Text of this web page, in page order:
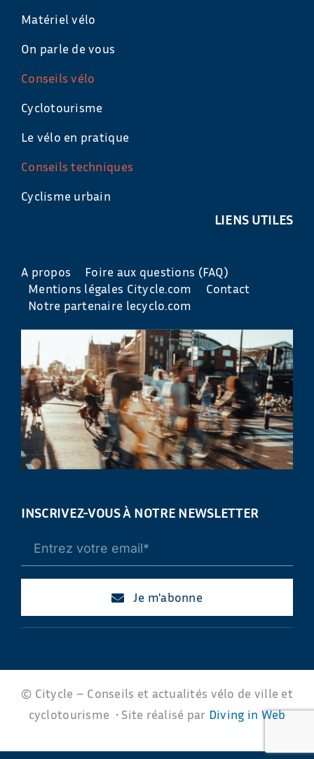
Matériel vélo
On parle de vous
Conseils vélo
Cyclotourisme
Le vélo en pratique
Conseils techniques
Cyclisme urbain
LIENS UTILES
A propos
Foire aux questions (FAQ)
Mentions légales Citycle.com
Contact
Notre partenaire lecyclo.com
INSCRIVEZ-VOUS À NOTRE NEWSLETTER
Je m'abonne
© Citycle – Conseils et actualités vélo de ville et
cyclotourisme • Site réalisé par Diving in Web